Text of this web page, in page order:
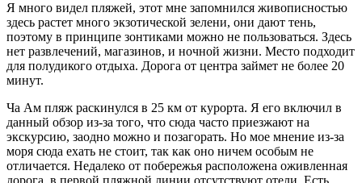
Я много видел пляжей, этот мне запомнился живописностью
здесь растет много экзотической зелени, они дают тень,
поэтому в принципе зонтиками можно не пользоваться. Здесь
нет развлечений, магазинов, и ночной жизни. Место подходит
для полудикого отдыха. Дорога от центра займет не более 20
минут.
Ча Ам пляж раскинулся в 25 км от курорта. Я его включил в
данный обзор из-за того, что сюда часто приезжают на
экскурсию, заодно можно и позагорать. Но мое мнение из-за
моря сюда ехать не стоит, так как оно ничем особым не
отличается. Недалеко от побережья расположена оживленная
дорога, в первой пляжной линии отсутствуют отели. Есть